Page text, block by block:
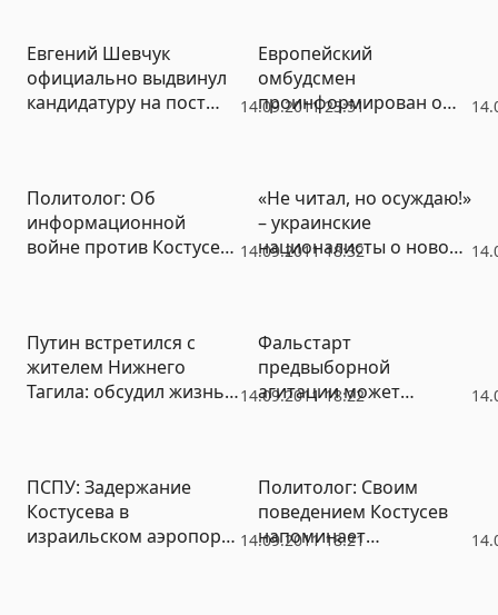
14.09.2011 23:51
Евгений Шевчук
официально выдвинул
кандидатуру на пост
Европейский
омбудсмен
проинформирован о
14.09.2011 18:32
Политолог: Об
информационной
войне против Костусева
«Не читал, но осуждаю!»
– украинские
националисты о новой
14.09.2011 18:22
Путин встретился с
жителем Нижнего
Тагила: обсудил жизнь и
Фальстарт
предвыборной
агитации может
Центризбирком ПМР
14.09.2011 18:21
ПСПУ: Задержание
Костусева в
израильском аэропорту
Политолог: Своим
поведением Костусев
напоминает